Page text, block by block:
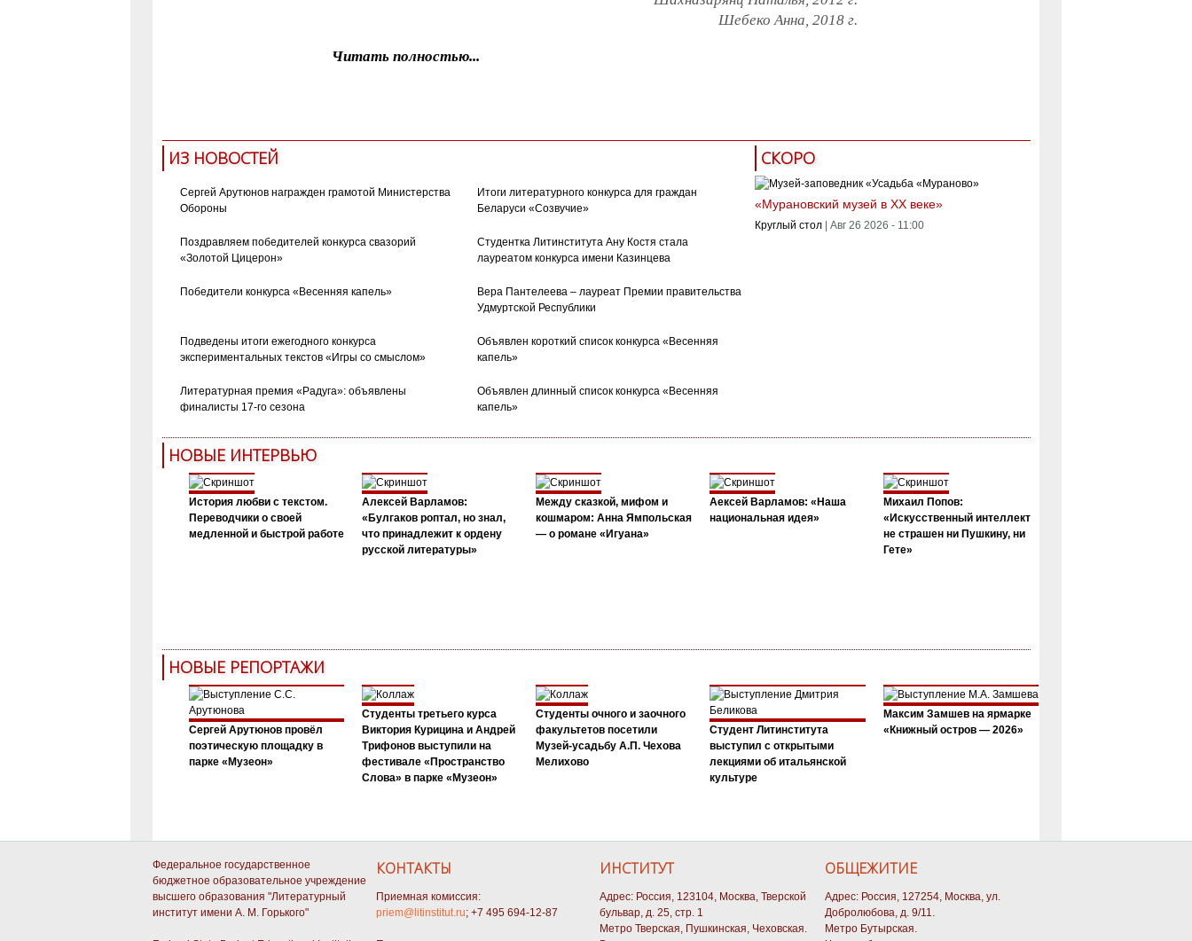
Шебеко Анна, 2018 г.
Читать полностью...
ИЗ НОВОСТЕЙ
Сергей Арутюнов награжден грамотой Министерства
Обороны
Итоги литературного конкурса для граждан
Беларуси «Созвучие»
Поздравляем победителей конкурса свазорий
«Золотой Цицерон»
Студентка Литинститута Ану Костя стала
лауреатом конкурса имени Казинцева
Победители конкурса «Весенняя капель»
Вера Пантелеева – лауреат Премии правительства
Удмуртской Республики
Подведены итоги ежегодного конкурса
экспериментальных текстов «Игры со смыслом»
Объявлен короткий список конкурса «Весенняя
капель»
Литературная премия «Радуга»: объявлены
финалисты 17-го сезона
Объявлен длинный список конкурса «Весенняя
капель»
СКОРО
«Мурановский музей в XX веке»
Круглый стол Авг 26 2026 - 11:00
НОВЫЕ ИНТЕРВЬЮ
История любви с текстом.
Переводчики о своей
медленной и быстрой работе
Алексей Варламов:
«Булгаков роптал, но знал,
что принадлежит к ордену
русской литературы»
Между сказкой, мифом и
кошмаром: Анна Ямпольская
— о романе «Игуана»
Аексей Варламов: «Наша
национальная идея»
Михаил Попов:
«Искусственный интеллект
не страшен ни Пушкину, ни
Гете»
НОВЫЕ РЕПОРТАЖИ
Сергей Арутюнов провёл
поэтическую площадку в
парке «Музеон»
Студенты третьего курса
Виктория Курицина и Андрей
Трифонов выступили на
фестивале «Пространство
Слова» в парке «Музеон»
Студенты очного и заочного
факультетов посетили
Музей-усадьбу А.П. Чехова
Мелихово
Студент Литинститута
выступил с открытыми
лекциями об итальянской
культуре
Максим Замшев на ярмарке
«Книжный остров — 2026»
Федеральное государственное
бюджетное образовательное учреждение
высшего образования "Литературный
институт имени А. М. Горького"
КОНТАКТЫ
Приемная комиссия:
priem@litinstitut.ru; +7 495 694-12-87
ИНСТИТУТ
Адрес: Россия, 123104, Москва, Тверской
бульвар, д. 25, стр. 1
Метро Тверская, Пушкинская, Чеховская.
ОБЩЕЖИТИЕ
Адрес: Россия, 127254, Москва, ул.
Добролюбова, д. 9/11.
Метро Бутырская.